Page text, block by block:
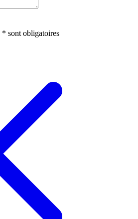
* sont obligatoires